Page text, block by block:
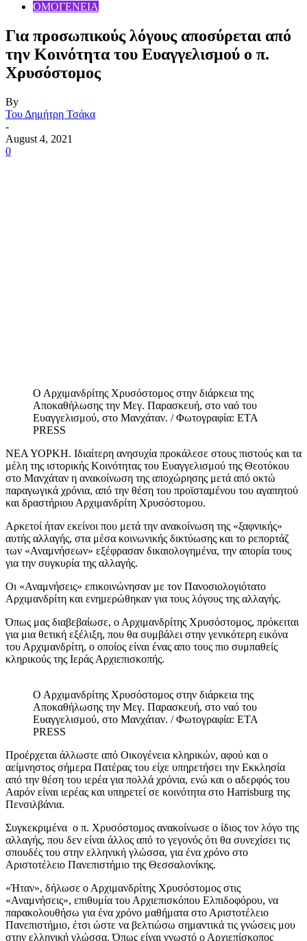
ΟΜΟΓΕΝΕΙΑ
Για προσωπικούς λόγους αποσύρεται από
την Κοινότητα του Ευαγγελισμού ο π.
Χρυσόστομος
By
Του Δημήτρη Τσάκα
-
August 4, 2021
0
Ο Αρχιμανδρίτης Χρυσόστομος στην διάρκεια της
Αποκαθήλωσης την Μεγ. Παρασκευή, στο ναό του
Ευαγγελισμού, στο Μανχάταν. / Φωτογραφία: ETA
PRESS
ΝΕΑ ΥΟΡΚΗ. Ιδιαίτερη ανησυχία προκάλεσε στους πιστούς και τα
μέλη της ιστορικής Κοινότητας του Ευαγγελισμού της Θεοτόκου
στο Μανχάταν η ανακοίνωση της αποχώρησης μετά από οκτώ
παραγωγικά χρόνια, από την θέση του προϊσταμένου του αγαπητού
και δραστήριου Αρχιμανδρίτη Χρυσόστομου.
Αρκετοί ήταν εκείνοι που μετά την ανακοίνωση της «ξαφνικής»
αυτής αλλαγής, στα μέσα κοινωνικής δικτύωσης και το ρεπορτάζ
των «Αναμνήσεων» εξέφρασαν δικαιολογημένα, την απορία τους
για την συγκυρία της αλλαγής.
Οι «Αναμνήσεις» επικοινώνησαν με τον Πανοσιολογιότατο
Αρχιμανδρίτη και ενημερώθηκαν για τους λόγους της αλλαγής.
Όπως μας διαβεβαίωσε, ο Αρχιμανδρίτης Χρυσόστομος, πρόκειται
για μια θετική εξέλιξη, που θα συμβάλει στην γενικότερη εικόνα
του Αρχιμανδρίτη, ο οποίος είναι ένας απο τους πιο συμπαθείς
κληρικούς της Ιεράς Αρχιεπισκοπής.
Ο Αρχιμανδρίτης Χρυσόστομος στην διάρκεια της
Αποκαθήλωσης την Μεγ. Παρασκευή, στο ναό του
Ευαγγελισμού, στο Μανχάταν. / Φωτογραφία: ETA
PRESS
Προέρχεται άλλωστε από Οικογένεια κληρικών, αφού και ο
αείμνηστος σήμερα Πατέρας του είχε υπηρετήσει την Εκκλησία
από την θέση του ιερέα για πολλά χρόνια, ενώ και ο αδερφός του
Ααρόν είναι ιερέας και υπηρετεί σε κοινότητα στο Harrisburg της
Πενσιλβάνια.
Συγκεκριμένα ο π. Χρυσόστομος ανακοίνωσε ο ίδιος τον λόγο της
αλλαγής, που δεν είναι άλλος από το γεγονός ότι θα συνεχίσει τις
σπουδές του στην ελληνική γλώσσα, για ένα χρόνο στο
Αριστοτέλειο Πανεπιστήμιο της Θεσσαλονίκης.
«Ήταν», δήλωσε ο Αρχιμανδρίτης Χρυσόστομος στις
«Αναμνήσεις», επιθυμία του Αρχιεπισκόπου Ελπιδοφόρου, να
παρακολουθήσω για ένα χρόνο μαθήματα στο Αριστοτέλειο
Πανεπιστήμιο, έτσι ώστε να βελτιώσω σημαντικά τις γνώσεις μου
στην ελληνική γλώσσα. Όπως είναι γνωστό ο Αρχιεπίσκοπος